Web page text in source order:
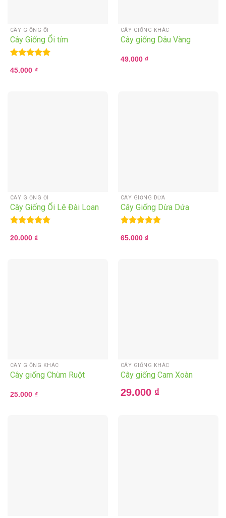
CÂY GIỐNG ỔI
Cây Giống Ổi tím
out of 5
45.000 ₫
CÂY GIỐNG KHÁC
Cây giống Dâu Vàng
49.000 ₫
CÂY GIỐNG ỔI
Cây Giống Ổi Lê Đài Loan
out of 5
20.000 ₫
CÂY GIỐNG DỪA
Cây Giống Dừa Dứa
out of 5
65.000 ₫
CÂY GIỐNG KHÁC
Cây giống Chùm Ruột
25.000 ₫
CÂY GIỐNG KHÁC
Cây giống Cam Xoàn
29.000 ₫